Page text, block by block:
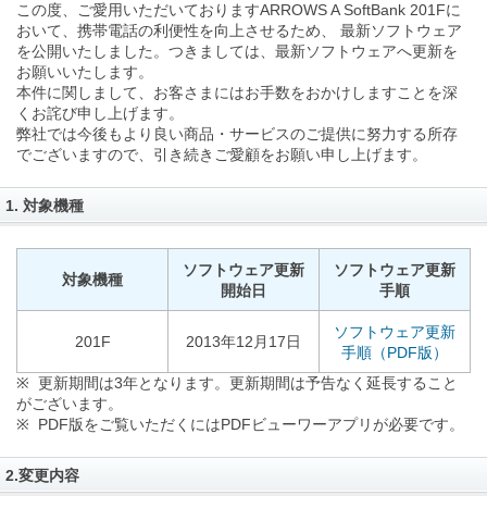
この度、ご愛用いただいておりますARROWS A SoftBank 201Fに
おいて、携帯電話の利便性を向上させるため、 最新ソフトウェア
を公開いたしました。つきましては、最新ソフトウェアへ更新を
お願いいたします。
本件に関しまして、お客さまにはお手数をおかけしますことを深
くお詫び申し上げます。
弊社では今後もより良い商品・サービスのご提供に努力する所存
でございますので、引き続きご愛顧をお願い申し上げます。
1. 対象機種
対象機種
ソフトウェア更新
開始日
ソフトウェア更新
手順
201F 2013年12月17日
ソフトウェア更新
手順（PDF版）
※ 更新期間は3年となります。更新期間は予告なく延長すること
がございます。
※ PDF版をご覧いただくにはPDFビューワーアプリが必要です。
2.変更内容